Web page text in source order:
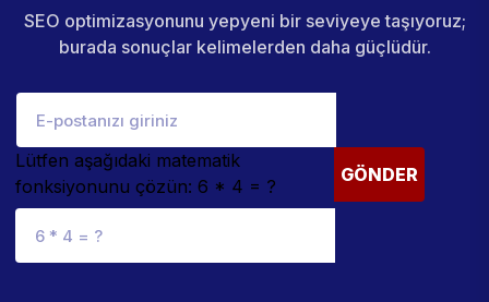
SEO optimizasyonunu yepyeni bir seviyeye taşıyoruz;
burada sonuçlar kelimelerden daha güçlüdür.
Lütfen aşağıdaki matematik
fonksiyonunu çözün: 6 * 4 = ?
GÖNDER